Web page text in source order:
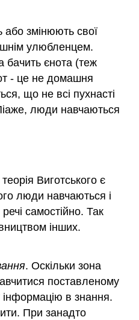
змінюють свої
улюбленцем.
бачить єнота (теж
- це не домашня
що не всі пухнасті
люди навчаються
Виготського є
люди навчаються і
самостійно. Так
інших.
. Оскільки зона
поставленому
в знання.
При занадто